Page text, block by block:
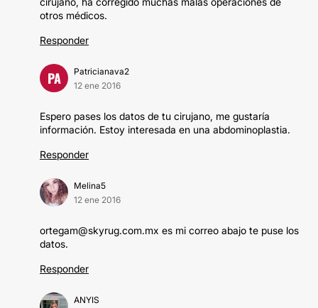
otros médicos.
Responder
PA
Patricianava2
12 ene 2016
Espero pases los datos de tu cirujano, me gustaría
información. Estoy interesada en una abdominoplastia.
Responder
Melina5
12 ene 2016
ortegam@skyrug.com.mx es mi correo abajo te puse los
datos.
Responder
ANYIS